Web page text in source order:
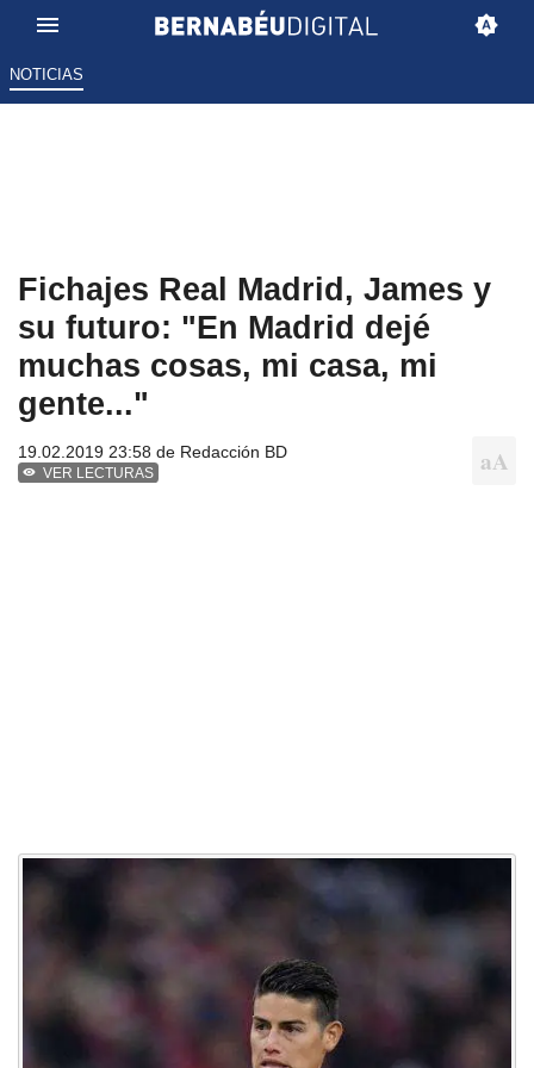
NOTICIAS
Fichajes Real Madrid, James y
su futuro: "En Madrid dejé
muchas cosas, mi casa, mi
gente..."
19.02.2019 23:58 de Redacción BD
VER LECTURAS